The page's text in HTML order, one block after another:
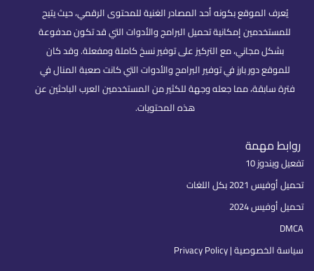
يُعرف الموقع بكونه أحد المصادر الغنية للمحتوى الرقمي، حيث يتيح
للمستخدمين إمكانية تحميل البرامج والأدوات التي قد تكون مدفوعة
بشكل مجاني، مع التركيز على توفير نسخ كاملة ومفعلة. وقد كان
للموقع دور بارز في توفير البرامج والأدوات التي كانت صعبة المنال في
فترة سابقة، مما جعله وجهة للكثير من المستخدمين العرب الباحثين عن
هذه المحتويات.
روابط مهمة
تفعيل ويندوز 10
تحميل أوفيس 2021 بكل اللغات
تحميل أوفيس 2024
DMCA
سياسة الخصوصية | Privacy Policy